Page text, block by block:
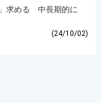
求める 中長期的に
(24/10/02)